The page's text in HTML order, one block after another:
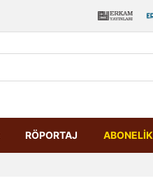
RÖPORTAJ ABONELİK